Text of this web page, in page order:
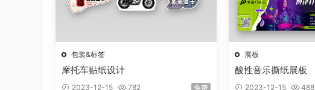
包装&标签
摩托车贴纸设计
2023-12-15 782 免费
展板
酸性音乐撕纸展板
2023-12-15 488